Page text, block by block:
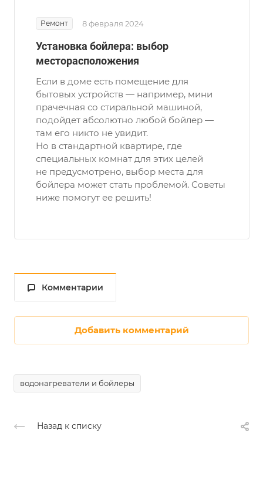
Ремонт 8 февраля 2024
Установка бойлера: выбор
месторасположения
Если в доме есть помещение для
бытовых устройств — например, мини
прачечная со стиральной машиной,
подойдет абсолютно любой бойлер —
там его никто не увидит.
Но в стандартной квартире, где
специальных комнат для этих целей
не предусмотрено, выбор места для
бойлера может стать проблемой. Советы
ниже помогут ее решить!
Комментарии
Добавить комментарий
водонагреватели и бойлеры
Назад к списку